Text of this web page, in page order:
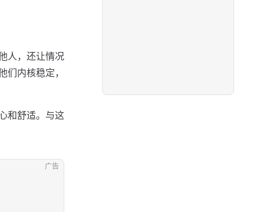
人，还让情况
内核稳定，
和舒适。与这
广告